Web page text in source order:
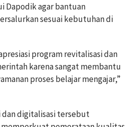
Dapodik agar bantuan
sesuai kebutuhan di
program revitalisasi dan
karena sangat membantu
proses belajar mengajar,”
dan digitalisasi tersebut